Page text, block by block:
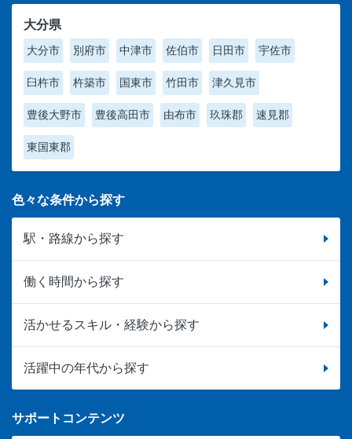
大分県
大分市 別府市 中津市 佐伯市 日田市 宇佐市
臼杵市 杵築市 国東市 竹田市 津久見市
豊後大野市 豊後高田市 由布市 玖珠郡 速見郡
東国東郡
色々な条件から探す
駅・路線から探す
働く時間から探す
活かせるスキル・経験から探す
活躍中の年代から探す
サポートコンテンツ